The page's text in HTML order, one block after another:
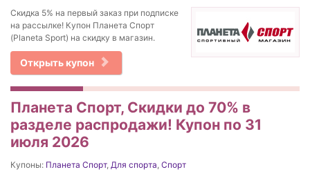
Скидка 5% на первый заказ при подписке
на рассылке! Купон Планета Спорт
(Planeta Sport) на скидку в магазин.
Открыть купон
Планета Спорт, Скидки до 70% в
разделе распродажи! Купон по 31
июля 2026
Купоны: Планета Спорт, Для спорта Спорт